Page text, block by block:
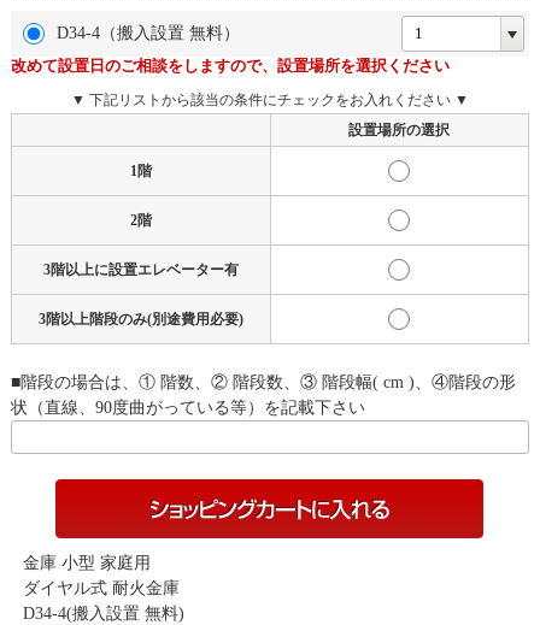
D34-4（搬入設置 無料）
改めて設置日のご相談をしますので、設置場所を選択ください
▼ 下記リストから該当の条件にチェックをお入れください ▼
設置場所の選択
1階
2階
3階以上に設置エレベーター有
3階以上階段のみ(別途費用必要)
■階段の場合は、① 階数、② 階段数、③ 階段幅( cm )、④階段の形
状（直線、90度曲がっている等）を記載下さい
金庫 小型 家庭用
ダイヤル式 耐火金庫
D34-4(搬入設置 無料)